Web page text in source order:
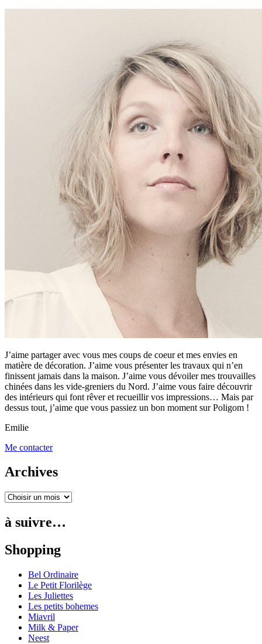
J’aime partager avec vous mes coups de coeur et mes envies en
matière de décoration. J’aime vous présenter les travaux qui n’en
finissent jamais dans la maison. J’aime vous dévoiler mes trouvailles
chinées dans les vide-greniers du Nord. J’aime vous faire découvrir
des intérieurs qui font rêver et recueillir vos impressions… Mais par
dessus tout, j’aime que vous passiez un bon moment sur Poligom !
Emilie
Me contacter
Archives
à suivre…
Shopping
Bel Ordinaire
Le Petit Florilège
Les Juliettes
Les petits bohemes
Miavril
Milk & Paper
Neest